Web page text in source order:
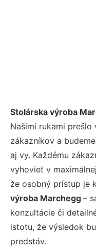
Stolárska výroba
Našimi rukami
zákazníkov a
aj vy. Každému
vyhovieť v
že osobný prístup je
výroba Marchegg –
konzultácie či
istotu, že výsledok
predstáv.